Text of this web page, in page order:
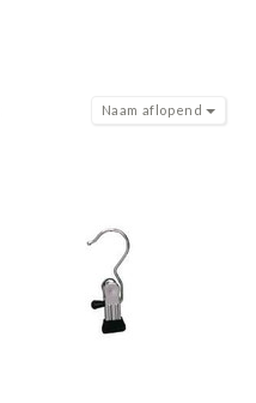
Naam aflopend